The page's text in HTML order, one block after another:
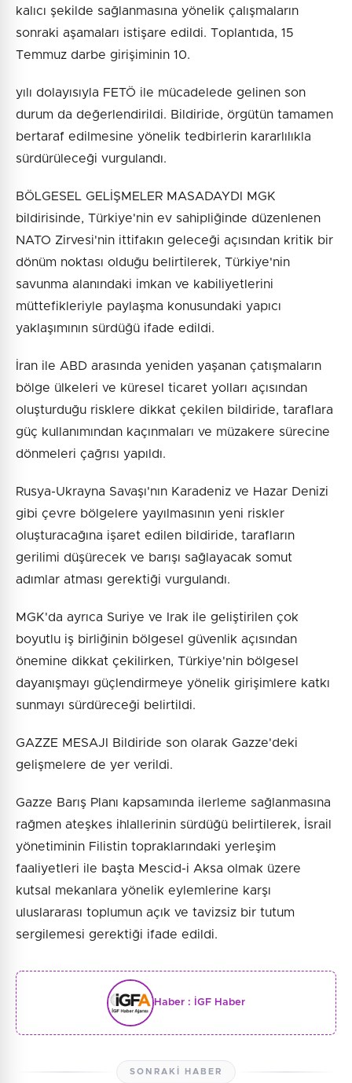
kalıcı şekilde sağlanmasına yönelik çalışmaların
sonraki aşamaları istişare edildi. Toplantıda, 15
Temmuz darbe girişiminin 10.
yılı dolayısıyla FETÖ ile mücadelede gelinen son
durum da değerlendirildi. Bildiride, örgütün tamamen
bertaraf edilmesine yönelik tedbirlerin kararlılıkla
sürdürüleceği vurgulandı.
BÖLGESEL GELİŞMELER MASADAYDI MGK
bildirisinde, Türkiye'nin ev sahipliğinde düzenlenen
NATO Zirvesi'nin ittifakın geleceği açısından kritik bir
dönüm noktası olduğu belirtilerek, Türkiye'nin
savunma alanındaki imkan ve kabiliyetlerini
müttefikleriyle paylaşma konusundaki yapıcı
yaklaşımının sürdüğü ifade edildi.
İran ile ABD arasında yeniden yaşanan çatışmaların
bölge ülkeleri ve küresel ticaret yolları açısından
oluşturduğu risklere dikkat çekilen bildiride, taraflara
güç kullanımından kaçınmaları ve müzakere sürecine
dönmeleri çağrısı yapıldı.
Rusya-Ukrayna Savaşı'nın Karadeniz ve Hazar Denizi
gibi çevre bölgelere yayılmasının yeni riskler
oluşturacağına işaret edilen bildiride, tarafların
gerilimi düşürecek ve barışı sağlayacak somut
adımlar atması gerektiği vurgulandı.
MGK'da ayrıca Suriye ve Irak ile geliştirilen çok
boyutlu iş birliğinin bölgesel güvenlik açısından
önemine dikkat çekilirken, Türkiye'nin bölgesel
dayanışmayı güçlendirmeye yönelik girişimlere katkı
sunmayı sürdüreceği belirtildi.
GAZZE MESAJI Bildiride son olarak Gazze'deki
gelişmelere de yer verildi.
Gazze Barış Planı kapsamında ilerleme sağlanmasına
rağmen ateşkes ihlallerinin sürdüğü belirtilerek, İsrail
yönetiminin Filistin topraklarındaki yerleşim
faaliyetleri ile başta Mescid-i Aksa olmak üzere
kutsal mekanlara yönelik eylemlerine karşı
uluslararası toplumun açık ve tavizsiz bir tutum
sergilemesi gerektiği ifade edildi.
Haber : İGF Haber
SONRAKI HABER